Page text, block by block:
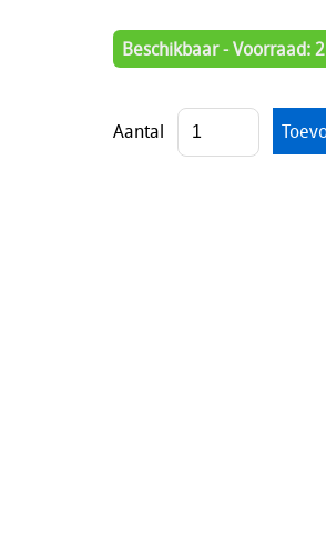
Beschikbaar - Voorraad: 2
Aantal